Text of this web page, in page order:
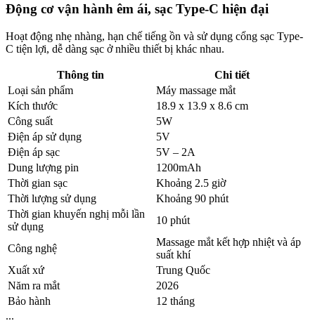
Động cơ vận hành êm ái, sạc Type-C hiện đại
Hoạt động nhẹ nhàng, hạn chế tiếng ồn và sử dụng cổng sạc Type-
C tiện lợi, dễ dàng sạc ở nhiều thiết bị khác nhau.
Thông tin
Chi tiết
Loại sản phẩm
Máy massage mắt
Kích thước
18.9 x 13.9 x 8.6 cm
Công suất
5W
Điện áp sử dụng
5V
Điện áp sạc
5V – 2A
Dung lượng pin
1200mAh
Thời gian sạc
Khoảng 2.5 giờ
Thời lượng sử dụng
Khoảng 90 phút
Thời gian khuyến nghị mỗi lần
sử dụng
10 phút
Công nghệ
Massage mắt kết hợp nhiệt và áp
suất khí
Xuất xứ
Trung Quốc
Năm ra mắt
2026
Bảo hành
12 tháng
...